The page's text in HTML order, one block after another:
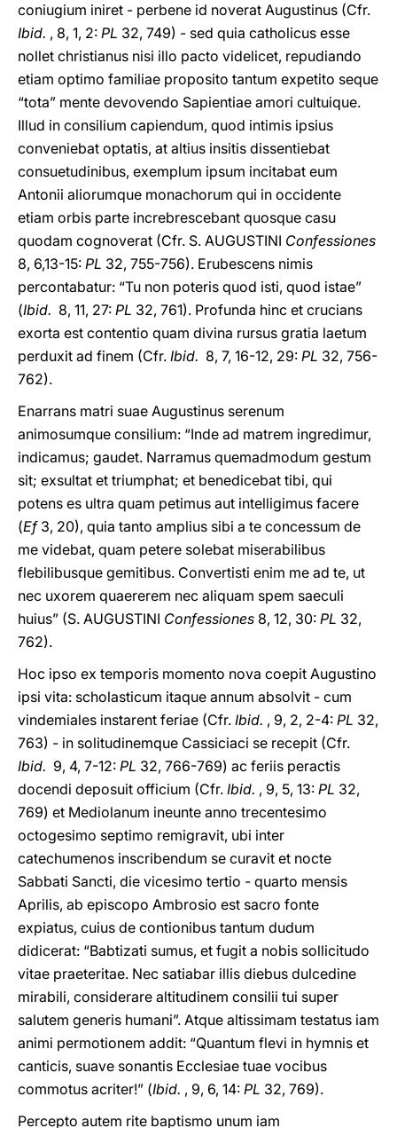
coniugium iniret - perbene id noverat Augustinus (Cfr.
Ibid. , 8, 1, 2: PL 32, 749) - sed quia catholicus esse
nollet christianus nisi illo pacto videlicet, repudiando
etiam optimo familiae proposito tantum expetito seque
“tota” mente devovendo Sapientiae amori cultuique.
Illud in consilium capiendum, quod intimis ipsius
conveniebat optatis, at altius insitis dissentiebat
consuetudinibus, exemplum ipsum incitabat eum
Antonii aliorumque monachorum qui in occidente
etiam orbis parte increbrescebant quosque casu
quodam cognoverat (Cfr. S. AUGUSTINI Confessiones
8, 6,13-15: PL 32, 755-756). Erubescens nimis
percontabatur: “Tu non poteris quod isti, quod istae”
(Ibid. 8, 11, 27: PL 32, 761). Profunda hinc et crucians
exorta est contentio quam divina rursus gratia laetum
perduxit ad finem (Cfr. Ibid. 8, 7, 16-12, 29: PL 32, 756-
762).
Enarrans matri suae Augustinus serenum
animosumque consilium: “Inde ad matrem ingredimur,
indicamus; gaudet. Narramus quemadmodum gestum
sit; exsultat et triumphat; et benedicebat tibi, qui
potens es ultra quam petimus aut intelligimus facere
(Ef3, 20), quia tanto amplius sibi a te concessum de
me videbat, quam petere solebat miserabilibus
flebilibusque gemitibus. Convertisti enim me ad te, ut
nec uxorem quaererem nec aliquam spem saeculi
huius” (S. AUGUSTINI Confessiones 8, 12, 30: PL 32,
762).
Hoc ipso ex temporis momento nova coepit Augustino
ipsi vita: scholasticum itaque annum absolvit - cum
vindemiales instarent feriae (Cfr. Ibid. , 9, 2, 2-4: PL 32,
763) - in solitudinemque Cassiciaci se recepit (Cfr.
Ibid. 9, 4, 7-12: PL 32, 766-769) ac feriis peractis
docendi deposuit officium (Cfr. Ibid. , 9, 5, 13: PL 32,
769) et Mediolanum ineunte anno trecentesimo
octogesimo septimo remigravit, ubi inter
catechumenos inscribendum se curavit et nocte
Sabbati Sancti, die vicesimo tertio - quarto mensis
Aprilis, ab episcopo Ambrosio est sacro fonte
expiatus, cuius de contionibus tantum dudum
didicerat: “Babtizati sumus, et fugit a nobis sollicitudo
vitae praeteritae. Nec satiabar illis diebus dulcedine
mirabili, considerare altitudinem consilii tui super
salutem generis humani”. Atque altissimam testatus iam
animi permotionem addit: “Quantum flevi in hymnis et
canticis, suave sonantis Ecclesiae tuae vocibus
commotus acriter!” (Ibid. , 9, 6, 14: PL 32, 769).
Percepto autem rite baptismo unum iam